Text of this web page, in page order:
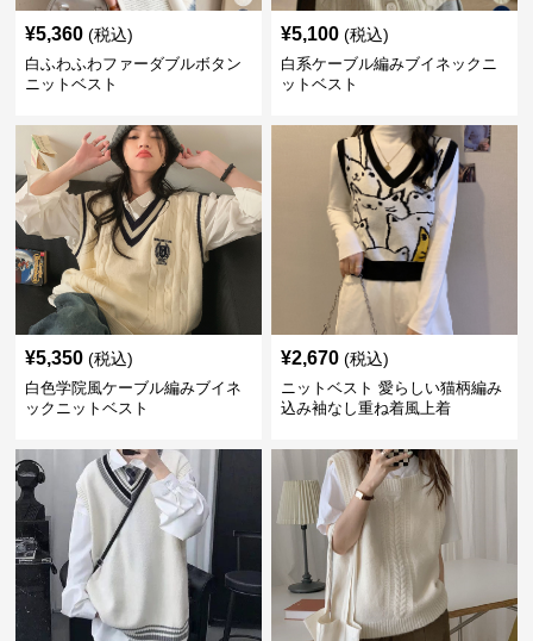
¥5,360 (税込)
白ふわふわファーダブルボタン
ニットベスト
¥5,100 (税込)
白系ケーブル編みブイネックニ
ットベスト
¥5,350 (税込)
白色学院風ケーブル編みブイネ
ックニットベスト
¥2,670 (税込)
ニットベスト 愛らしい猫柄編み
込み袖なし重ね着風上着